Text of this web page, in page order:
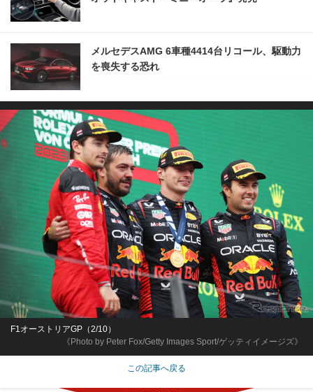
メルセデスAMG 6車種4414台リコール、駆動力
を喪失する恐れ
《Photo by Peter Fox/Getty Images Sport/ゲッティイメージズ》
F1オーストリアGP（2/10）
この記事へ戻る